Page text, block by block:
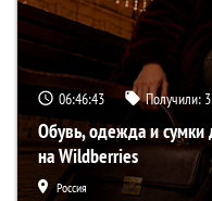
06:46:42 Получили:
Обувь, одежда и сумки
на Wildberries
Россия